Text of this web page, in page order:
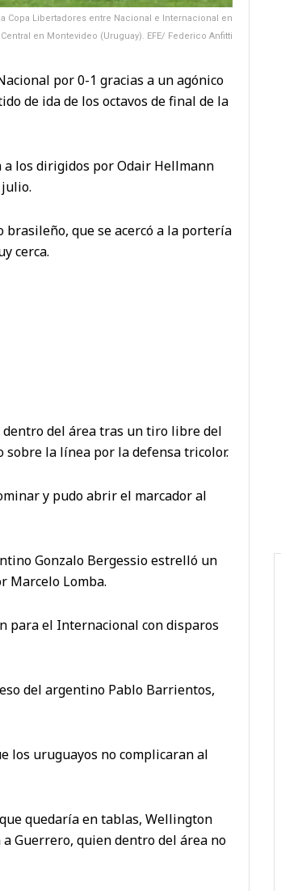
Libertadores entre Nacional e Internacional en
en Montevideo (Uruguay). EFE/ Federico Anfitti
por 0-1 gracias a un agónico
de ida de los octavos de final de la
los dirigidos por Odair Hellmann
que se acercó a la portería
cerca.
del área tras un tiro libre del
sobre la línea por la defensa tricolor.
y pudo abrir el marcador al
Gonzalo Bergessio estrelló un
Marcelo Lomba.
para el Internacional con disparos
del argentino Pablo Barrientos,
los uruguayos no complicaran al
quedaría en tablas, Wellington
Guerrero, quien dentro del área no